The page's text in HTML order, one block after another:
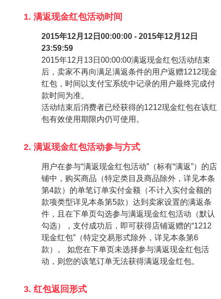
1. 满返现金红包活动时间
2015年12月12日00:00:00 - 2015年12月12日
23:59:59
2015年12月13日00:00:00满返现金红包活动结束
后，卖家不再向满足满返条件的用户返赠1212现金
红包，时间以支付宝系统中记录的用户最终完成付
款时间为准。
活动结束后消费者已经获得的1212现金红包在该红
包有效使用期限内仍可使用。
2. 满返现金红包活动参与方式
用户在参与“满返现金红包活动”（标有“满返”）的店
铺中，购买商品（特定类目及商品除外，详见本条
第4款）的单笔订单实付金额（不计入实付金额的
款项类型详见本条第5款）达到卖家设置的满返条
件，且在下单页勾选参与满返现金红包活动（默认
勾选），支付成功后，即可获得店铺返赠的“1212
现金红包”（特定交易形式除外，详见本条第6
款）。 如您在下单页未选择参与满返现金红包活
动，则您的该笔订单无法获得满返现金红包。
3. 红包返回形式